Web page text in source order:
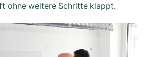
ohne weitere Schritte klappt.